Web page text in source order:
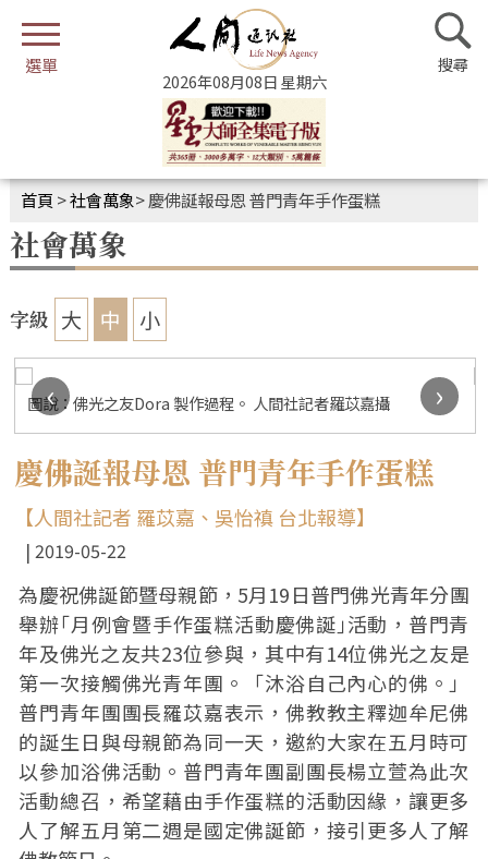
2026年08月08日 星期六
首頁 >社會萬象>慶佛誕報母恩 普門青年手作蛋糕
社會萬象
字級 大 中 小
圖說：佛光之友Dora 製作過程。 人間社記者羅苡嘉攝
‹
›
慶佛誕報母恩 普門青年手作蛋糕
【人間社記者 羅苡嘉、吳怡禛 台北報導】
2019-05-22
為慶祝佛誕節暨母親節，5月19日普門佛光青年分團
舉辦｢月例會暨手作蛋糕活動慶佛誕｣活動，普門青
年及佛光之友共23位參與，其中有14位佛光之友是
第一次接觸佛光青年團。「沐浴自己內心的佛。」
普門青年團團長羅苡嘉表示，佛教教主釋迦牟尼佛
的誕生日與母親節為同一天，邀約大家在五月時可
以參加浴佛活動。普門青年團副團長楊立萱為此次
活動總召，希望藉由手作蛋糕的活動因緣，讓更多
人了解五月第二週是國定佛誕節，接引更多人了解